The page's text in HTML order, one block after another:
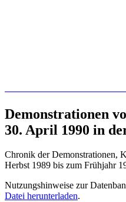
Demonstrationen
30. April 1990 in
Chronik der Demonstrationen,
Herbst 1989 bis zum Frühjahr
Nutzungshinweise zur
Datei herunterladen.